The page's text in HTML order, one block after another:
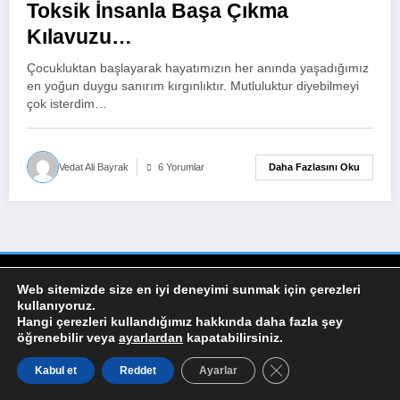
Toksik İnsanla Başa Çıkma
Kılavuzu…
Çocukluktan başlayarak hayatımızın her anında yaşadığımız
en yoğun duygu sanırım kırgınlıktır. Mutluluktur diyebilmeyi
çok isterdim…
Vedat Ali Bayrak 6 Yorumlar Daha Fazlasını Oku
NewsBlogger - Magazine & Blog WordPress Tema 2026 | Powered By
Web sitemizde size en iyi deneyimi sunmak için çerezleri
kullanıyoruz.
Hangi çerezleri kullandığımız hakkında daha fazla şey
öğrenebilir veya ayarlardan kapatabilirsiniz.
Kabul et Reddet Ayarlar GDPR çerez şeridini